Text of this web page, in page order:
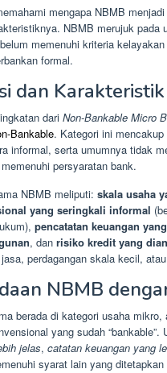
mengapa NBMB
NBMB merujuk pada
memenuhi kriteria
formal.
dan
dari Non-Bankable Micro
Bankable. Kategori ini
informal, serta umumnya tidak
persyaratan bank.
NBMB meliputi: skala usaha
yang seringkali informal
pencatatan keuangan
, dan risiko kredit yang
perdagangan skala kecil,
NBMB
berada di kategori usaha
yang sudah
jelas, catatan keuangan yang
syarat lain yang ditetapkan